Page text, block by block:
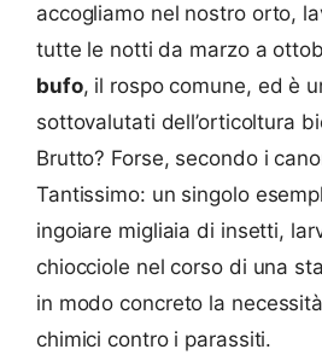
accogliamo nel nostro orto,
tutte le notti da marzo a
bufo, il rospo comune, ed è
sottovalutati dell’orticoltura
Brutto? Forse, secondo i
Tantissimo: un singolo
ingoiare migliaia di insetti,
chiocciole nel corso di una
in modo concreto la
chimici contro i parassiti.